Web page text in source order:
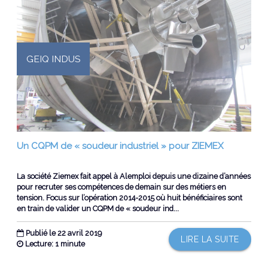
GEIQ INDUS
Un CQPM de « soudeur industriel » pour ZIEMEX
La société Ziemex fait appel à Alemploi depuis une dizaine d’années
pour recruter ses compétences de demain sur des métiers en
tension. Focus sur l’opération 2014-2015 où huit bénéficiaires sont
en train de valider un CQPM de « soudeur ind...
Publié le 22 avril 2019
LIRE LA SUITE
Lecture: 1 minute